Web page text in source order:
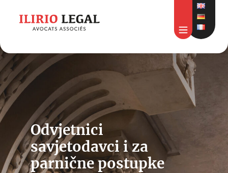
Odvjetnici
savjetodavci i za
parnične postupke